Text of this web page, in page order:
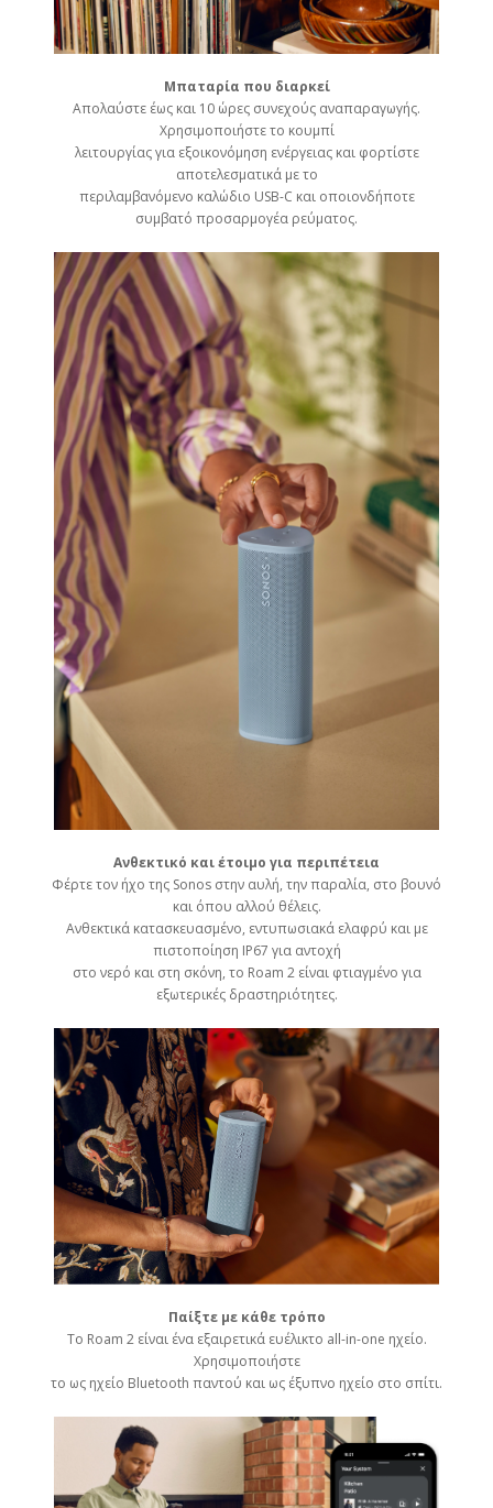
Μπαταρία που διαρκεί
Απολαύστε έως και 10 ώρες συνεχούς αναπαραγωγής.
Χρησιμοποιήστε το κουμπί
λειτουργίας για εξοικονόμηση ενέργειας και φορτίστε
αποτελεσματικά με το
περιλαμβανόμενο καλώδιο USB-C και οποιονδήποτε
συμβατό προσαρμογέα ρεύματος.
Ανθεκτικό και έτοιμο για περιπέτεια
Φέρτε τον ήχο της Sonos στην αυλή, την παραλία, στο βουνό
και όπου αλλού θέλεις.
Ανθεκτικά κατασκευασμένο, εντυπωσιακά ελαφρύ και με
πιστοποίηση IP67 για αντοχή
στο νερό και στη σκόνη, το Roam 2 είναι φτιαγμένο για
εξωτερικές δραστηριότητες.
Παίξτε με κάθε τρόπο
Το Roam 2 είναι ένα εξαιρετικά ευέλικτο all-in-one ηχείο.
Χρησιμοποιήστε
το ως ηχείο Bluetooth παντού και ως έξυπνο ηχείο στο σπίτι.